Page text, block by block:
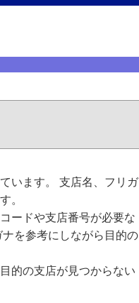
います。 支店名、フリガ
。
ードや支店番号が必要な
を参考にしながら目的の
的の支店が見つからない